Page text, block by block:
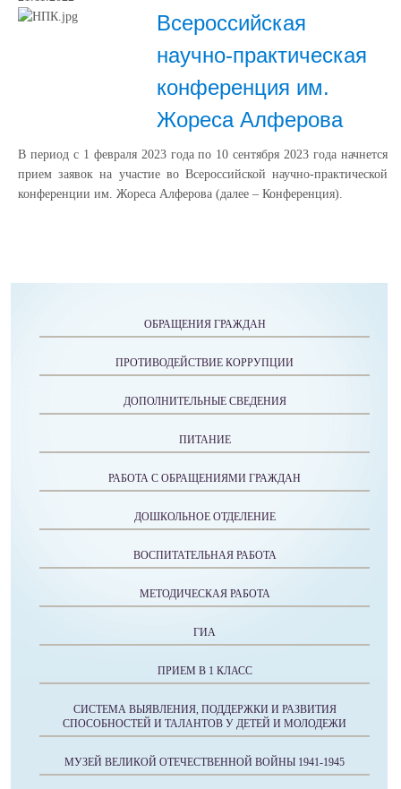
Всероссийская
научно-практическая
конференция им.
Жореса Алферова
В период с 1 февраля 2023 года по 10 сентября 2023 года начнется
прием заявок на участие во Всероссийской научно-практической
конференции им. Жореса Алферова (далее – Конференция).
ОБРАЩЕНИЯ ГРАЖДАН
ПРОТИВОДЕЙСТВИЕ КОРРУПЦИИ
ДОПОЛНИТЕЛЬНЫЕ СВЕДЕНИЯ
ПИТАНИЕ
РАБОТА С ОБРАЩЕНИЯМИ ГРАЖДАН
ДОШКОЛЬНОЕ ОТДЕЛЕНИЕ
ВОСПИТАТЕЛЬНАЯ РАБОТА
МЕТОДИЧЕСКАЯ РАБОТА
ГИА
ПРИЕМ В 1 КЛАСС
СИСТЕМА ВЫЯВЛЕНИЯ, ПОДДЕРЖКИ И РАЗВИТИЯ
СПОСОБНОСТЕЙ И ТАЛАНТОВ У ДЕТЕЙ И МОЛОДЕЖИ
МУЗЕЙ ВЕЛИКОЙ ОТЕЧЕСТВЕННОЙ ВОЙНЫ 1941-1945